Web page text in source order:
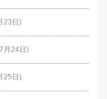
23日)
月24日)
25日)